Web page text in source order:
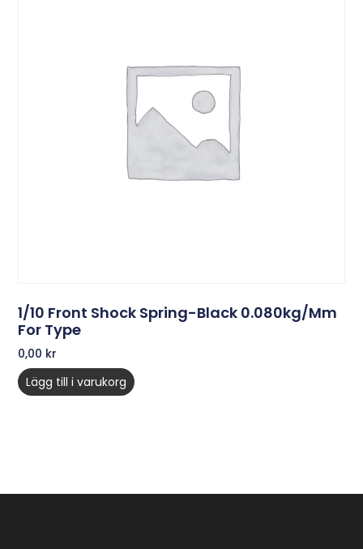
1/10 Front Shock Spring-Black 0.080kg/mm
For Type
0,00 kr
Lägg till i varukorg